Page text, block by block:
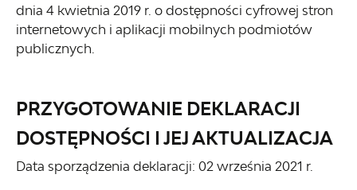
dnia 4 kwietnia 2019 r. o dostępności cyfrowej stron
internetowych i aplikacji mobilnych podmiotów
publicznych.
PRZYGOTOWANIE DEKLARACJI
DOSTĘPNOŚCI I JEJ AKTUALIZACJA
Data sporządzenia deklaracji: 02 września 2021 r.